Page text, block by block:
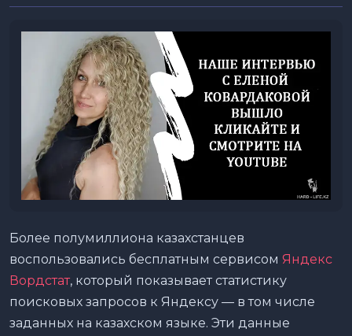
Более полумиллиона казахстанцев
воспользовались бесплатным сервисом Яндекс
Вордстат, который показывает статистику
поисковых запросов к Яндексу — в том числе
заданных на казахском языке. Эти данные